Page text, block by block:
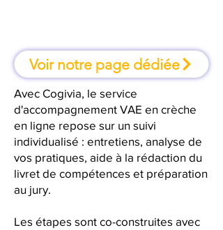
Voir notre page dédiée
Avec Cogivia, le service
d'accompagnement VAE en crèche
en ligne repose sur un suivi
individualisé : entretiens, analyse de
vos pratiques, aide à la rédaction du
livret de compétences et préparation
au jury.
Les étapes sont co-construites avec